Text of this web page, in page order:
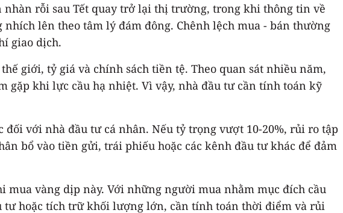
rỗi sau Tết quay trở lại thị trường, trong khi thông tin về
lên theo tâm lý đám đông. Chênh lệch mua - bán thường
giao dịch.
giới, tỷ giá và chính sách tiền tệ. Theo quan sát nhiều năm,
khi lực cầu hạ nhiệt. Vì vậy, nhà đầu tư cần tính toán kỹ
với nhà đầu tư cá nhân. Nếu tỷ trọng vượt 10-20%, rủi ro tập
bổ vào tiền gửi, trái phiếu hoặc các kênh đầu tư khác để đảm
vàng dịp này. Với những người mua nhằm mục đích cầu
hoặc tích trữ khối lượng lớn, cần tính toán thời điểm và rủi